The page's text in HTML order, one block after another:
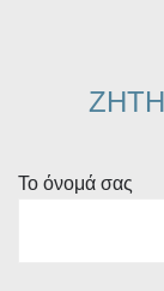
Το όνομά σας